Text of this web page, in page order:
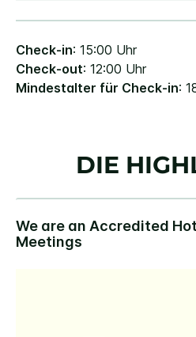
Check-in: 15:00 Uhr
Check-out: 12:00 Uhr
Mindestalter für Check-in:
DIE